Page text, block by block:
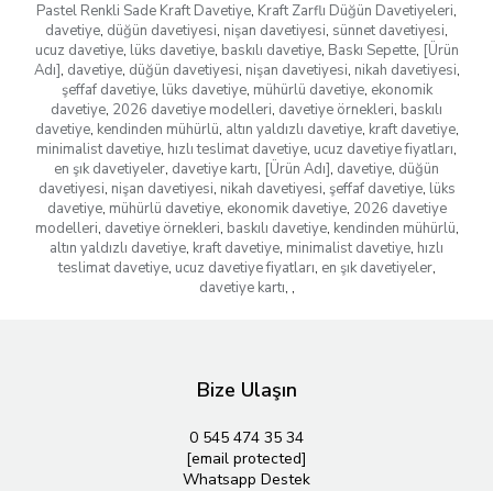
Pastel Renkli Sade Kraft Davetiye, Kraft Zarflı Düğün Davetiyeleri,
davetiye, düğün davetiyesi, nişan davetiyesi, sünnet davetiyesi,
ucuz davetiye, lüks davetiye, baskılı davetiye, Baskı Sepette, [Ürün
Adı], davetiye, düğün davetiyesi, nişan davetiyesi, nikah davetiyesi,
şeffaf davetiye, lüks davetiye, mühürlü davetiye, ekonomik
davetiye, 2026 davetiye modelleri, davetiye örnekleri, baskılı
davetiye, kendinden mühürlü, altın yaldızlı davetiye, kraft davetiye,
minimalist davetiye, hızlı teslimat davetiye, ucuz davetiye fiyatları,
en şık davetiyeler, davetiye kartı, [Ürün Adı], davetiye, düğün
davetiyesi, nişan davetiyesi, nikah davetiyesi, şeffaf davetiye, lüks
davetiye, mühürlü davetiye, ekonomik davetiye, 2026 davetiye
modelleri, davetiye örnekleri, baskılı davetiye, kendinden mühürlü,
altın yaldızlı davetiye, kraft davetiye, minimalist davetiye, hızlı
teslimat davetiye, ucuz davetiye fiyatları, en şık davetiyeler,
davetiye kartı, ,
Bize Ulaşın
0 545 474 35 34
[email protected]
Whatsapp Destek